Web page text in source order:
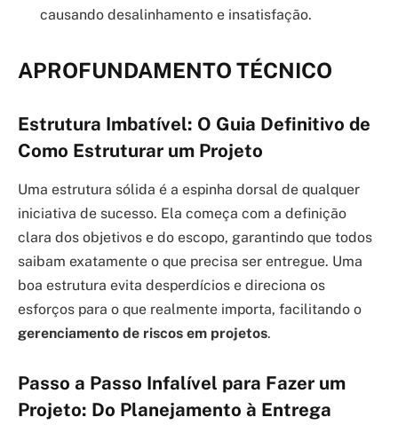
causando desalinhamento e insatisfação.
APROFUNDAMENTO TÉCNICO
Estrutura Imbatível: O Guia Definitivo de
Como Estruturar um Projeto
Uma estrutura sólida é a espinha dorsal de qualquer
iniciativa de sucesso. Ela começa com a definição
clara dos objetivos e do escopo, garantindo que todos
saibam exatamente o que precisa ser entregue. Uma
boa estrutura evita desperdícios e direciona os
esforços para o que realmente importa, facilitando o
gerenciamento de riscos em projetos.
Passo a Passo Infalível para Fazer um
Projeto: Do Planejamento à Entrega